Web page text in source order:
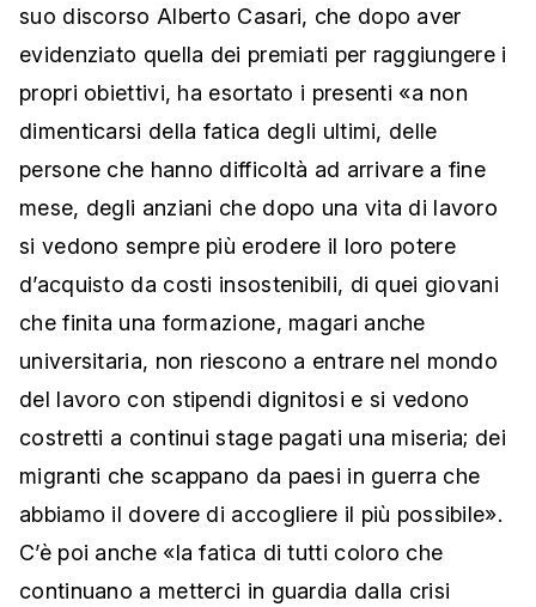
suo discorso Alberto Casari, che dopo aver
evidenziato quella dei premiati per raggiungere i
propri obiettivi, ha esortato i presenti «a non
dimenticarsi della fatica degli ultimi, delle
persone che hanno difficoltà ad arrivare a fine
mese, degli anziani che dopo una vita di lavoro
si vedono sempre più erodere il loro potere
d’acquisto da costi insostenibili, di quei giovani
che finita una formazione, magari anche
universitaria, non riescono a entrare nel mondo
del lavoro con stipendi dignitosi e si vedono
costretti a continui stage pagati una miseria; dei
migranti che scappano da paesi in guerra che
abbiamo il dovere di accogliere il più possibile».
C’è poi anche «la fatica di tutti coloro che
continuano a metterci in guardia dalla crisi